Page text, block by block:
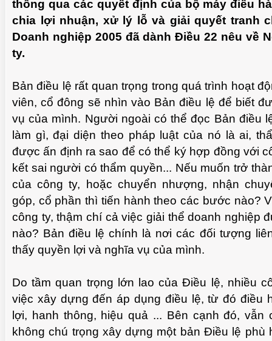
thông qua các quyết định của bộ máy điều
chia lợi nhuận, xử lý lỗ và giải quyết tranh
Doanh nghiệp 2005 đã dành Điều 22 nêu về
ty.
Bản điều lệ rất quan trọng trong quá trình hoạt
viên, cổ đông sẽ nhìn vào Bản điều lệ để biết
vụ của mình. Người ngoài có thể đọc Bản điều
làm gì, đại diện theo pháp luật của nó là ai,
được ấn định ra sao để có thể ký hợp đồng với
kết sai người có thẩm quyền... Nếu muốn trở
của công ty, hoặc chuyển nhượng, nhận
góp, cổ phần thì tiến hành theo các bước nào?
công ty, thậm chí cả việc giải thể doanh nghiệp
nào? Bản điều lệ chính là nơi các đối tượng
thấy quyền lợi và nghĩa vụ của mình.
Do tầm quan trọng lớn lao của Điều lệ, nhiều
việc xây dựng đến áp dụng điều lệ, từ đó điều
lợi, hanh thông, hiệu quả ... Bên cạnh đó, vẫn
không chú trọng xây dựng một bản Điều lệ phù